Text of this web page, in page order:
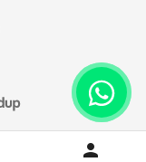
person